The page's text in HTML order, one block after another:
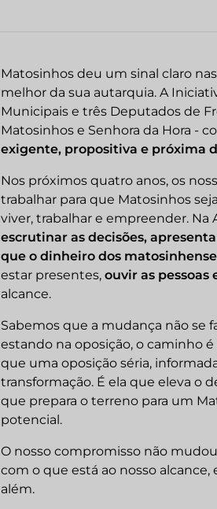
Matosinhos deu um sinal claro
melhor da sua autarquia. A
Municipais e três Deputados de
Matosinhos e Senhora da Hora -
exigente, propositiva e próxima
Nos próximos quatro anos, os
trabalhar para que Matosinhos
viver, trabalhar e empreender. Na
escrutinar as decisões,
que o dinheiro dos
estar presentes, ouvir as pessoas
alcance.
Sabemos que a mudança não se
estando na oposição, o caminho
que uma oposição séria,
transformação. É ela que eleva o
que prepara o terreno para um
potencial.
O nosso compromisso não
com o que está ao nosso
além.